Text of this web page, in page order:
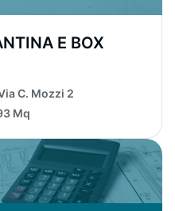
E BOX
C. Mozzi 2
Mq